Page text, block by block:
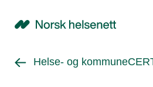
NHN
Gå tilbake til
Helse- og